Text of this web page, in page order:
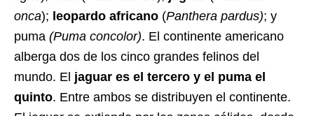
onca); leopardo africano (Panthera pardus); y
puma (Puma concolor). El continente americano
alberga dos de los cinco grandes felinos del
mundo. El jaguar es el tercero y el puma el
quinto. Entre ambos se distribuyen el continente.